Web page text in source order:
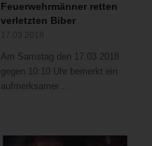
Feuerwehrmänner retten
verletzten Biber
Am Samstag den 17.03.2018
gegen 10:10 Uhr bemerkt ein
aufmerksamer…